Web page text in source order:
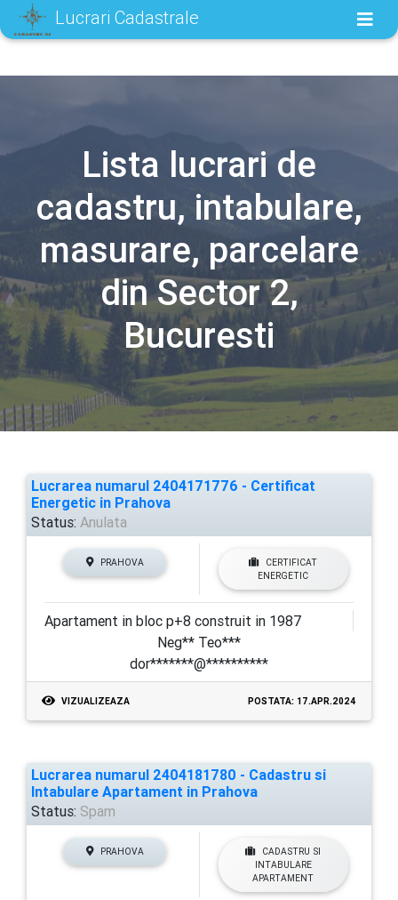
Lucrari Cadastrale
Lista lucrari de
cadastru, intabulare,
masurare, parcelare
din Sector 2,
Bucuresti
Lucrarea numarul 2404171776 - Certificat
Energetic in Prahova
Status: Anulata
PRAHOVA
CERTIFICAT
ENERGETIC
Apartament in bloc p+8 construit in 1987
Neg** Teo***
dor*******@**********
VIZUALIZEAZA POSTATA: 17.APR.2024
Lucrarea numarul 2404181780 - Cadastru si
Intabulare Apartament in Prahova
Status: Spam
PRAHOVA
CADASTRU SI
INTABULARE
APARTAMENT